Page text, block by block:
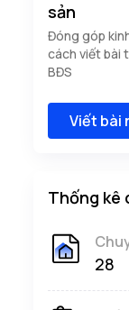
sản
Đóng góp
cách viết bài
BĐS
Viết bài
Thống kê
28